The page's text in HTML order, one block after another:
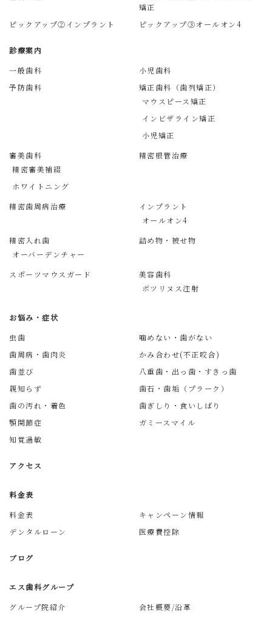
矯正
ピックアップ②インプラント
ピックアップ③オールオン4
診療案内
一般歯科
小児歯科
予防歯科
矯正歯科（歯列矯正）
マウスピース矯正
インビザライン矯正
小児矯正
審美歯科
精密審美補綴
ホワイトニング
精密根管治療
精密歯周病治療
インプラント
オールオン4
精密入れ歯
オーバーデンチャー
詰め物・被せ物
スポーツマウスガード
美容歯科
ボツリヌス注射
お悩み・症状
虫歯
噛めない・歯がない
歯周病・歯肉炎
かみ合わせ(不正咬合)
歯並び
八重歯・出っ歯・すきっ歯
親知らず
歯石・歯垢（プラーク）
歯の汚れ・着色
歯ぎしり・食いしばり
顎関節症
ガミースマイル
知覚過敏
アクセス
料金表
料金表
キャンペーン情報
デンタルローン
医療費控除
ブログ
エス歯科グループ
グループ院紹介
会社概要/沿革